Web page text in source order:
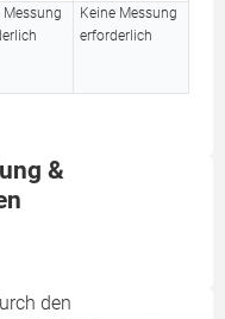
Messung
Keine Messung
erforderlich
&
den